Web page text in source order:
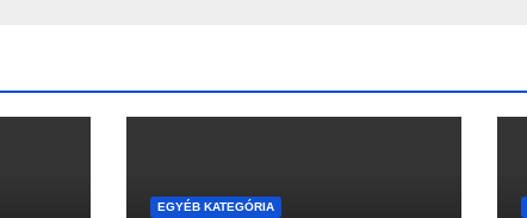
EGYÉB KATEGÓRIA